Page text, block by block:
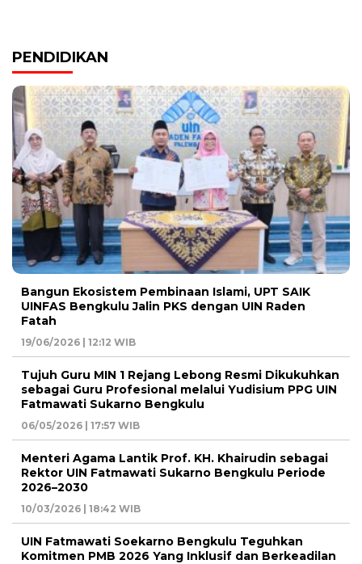
PENDIDIKAN
Bangun Ekosistem Pembinaan Islami, UPT SAIK
UINFAS Bengkulu Jalin PKS dengan UIN Raden
Fatah
19/06/2026 | 12:12 WIB
Tujuh Guru MIN 1 Rejang Lebong Resmi Dikukuhkan
sebagai Guru Profesional melalui Yudisium PPG UIN
Fatmawati Sukarno Bengkulu
06/05/2026 | 17:57 WIB
Menteri Agama Lantik Prof. KH. Khairudin sebagai
Rektor UIN Fatmawati Sukarno Bengkulu Periode
2026–2030
10/03/2026 | 18:42 WIB
UIN Fatmawati Soekarno Bengkulu Teguhkan
Komitmen PMB 2026 Yang Inklusif dan Berkeadilan